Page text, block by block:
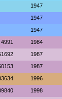
1947
1947
1947
4991 1984
1987
1987
1996
1998